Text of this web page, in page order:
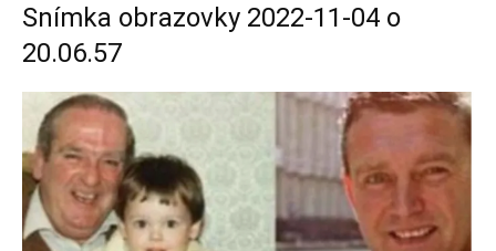
Snímka obrazovky 2022-11-04 o
20.06.57